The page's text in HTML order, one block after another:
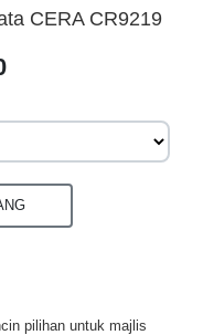
CERA CR9219
pilihan untuk majlis